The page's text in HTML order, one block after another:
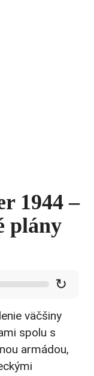
1944 –
plány
↻
väčšiny
spolu s
armádou,